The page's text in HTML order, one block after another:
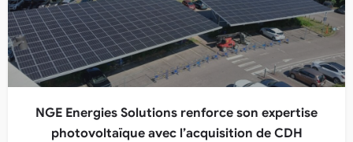
NGE Energies Solutions renforce son expertise
photovoltaïque avec l’acquisition de CDH